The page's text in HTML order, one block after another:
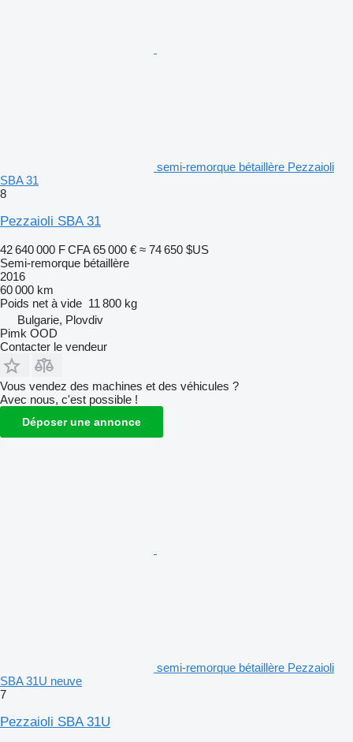
semi-remorque bétaillère Pezzaioli
SBA 31
8
Pezzaioli SBA 31
42 640 000 F CFA 65 000 € ≈ 74 650 $US
Semi-remorque bétaillère
2016
60 000 km
Poids net à vide 11 800 kg
Bulgarie, Plovdiv
Pimk OOD
Contacter le vendeur
Vous vendez des machines et des véhicules ?
Avec nous, c'est possible !
Déposer une annonce
semi-remorque bétaillère Pezzaioli
SBA 31U neuve
7
Pezzaioli SBA 31U